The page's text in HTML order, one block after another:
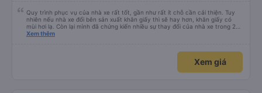
Quy trình phục vụ của nhà xe rất tốt, gần như rất ít chỗ cần cải thiện. Tuy
nhiên nếu nhà xe đổi bên sản xuất khăn giấy thì sẽ hay hơn, khăn giấy có
mùi hơi lạ. Còn lại mình đã chứng kiến nhiều sự thay đổi của nhà xe trong 2
tháng vừa rồi: tài xế và phụ xe ngày càng thân thiện, quy trình phục vụ rõ
Xem thêm
Xem giá